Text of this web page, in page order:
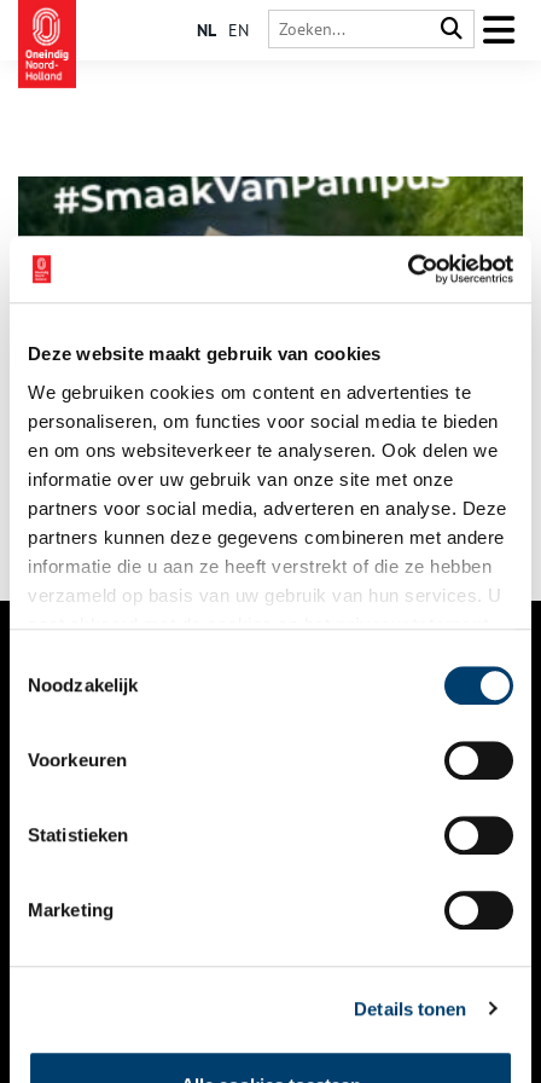
Deze website maakt gebruik van cookies
We gebruiken cookies om content en advertenties te
personaliseren, om functies voor social media te bieden
en om ons websiteverkeer te analyseren. Ook delen we
informatie over uw gebruik van onze site met onze
partners voor social media, adverteren en analyse. Deze
partners kunnen deze gegevens combineren met andere
informatie die u aan ze heeft verstrekt of die ze hebben
verzameld op basis van uw gebruik van hun services. U
Noodzakelijk
Voorkeuren
Statistieken
Marketing
Details tonen
NL EN
Op dinsdag 1 april gaat Pampus weer open. Dit seizoen is er
een spannend nieuw jaarthema, knisperverse dineravonden en
nog meer leuks. Ontdek een nieuw seizoen vol smaak en
avontuur!
3 min
VERHALEN
KALENDER
THEMA’S
VIDEO’S
CONTACT